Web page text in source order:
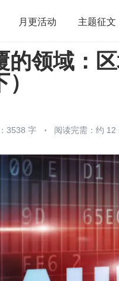
月更活动 主题征文
算法
程序员
的领域：
3538 字 阅读完需：约 12